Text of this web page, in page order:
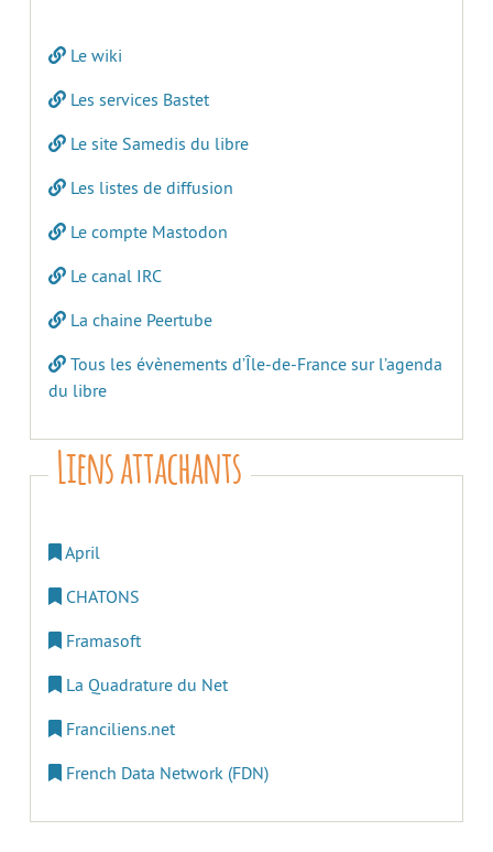
Le wiki
Les services Bastet
Le site Samedis du libre
Les listes de diffusion
Le compte Mastodon
Le canal IRC
La chaine Peertube
Tous les évènements d’Île-de-France sur l’agenda
du libre
Liens attachants
April
CHATONS
Framasoft
La Quadrature du Net
Franciliens.net
French Data Network (FDN)